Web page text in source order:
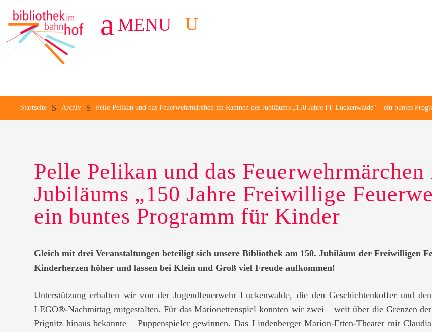
a MENU U
Startseite 5 Archiv 5 Pelle Pelikan und das Feuerwehrmärchen im Rahmen des Jubiläums „150 Jahre FF Luckenwalde“ – ein buntes
Pelle Pelikan und das Feuerwehrmärchen
Jubiläums „150 Jahre Freiwillige
ein buntes Programm für Kinder
Gleich mit drei Veranstaltungen beteiligt sich unsere Bibliothek am 150. Jubiläum der Freiwilligen
Kinderherzen höher und lassen bei Klein und Groß viel Freude aufkommen!
Unterstützung erhalten wir von der Jugendfeuerwehr Luckenwalde, die den Geschichtenkoffer und den
LEGO®-Nachmittag mitgestalten. Für das Marionettenspiel konnten wir zwei – weit über die Grenzen der
Prignitz hinaus bekannte – Puppenspieler gewinnen. Das Lindenberger Marion-Etten-Theater mit Claudia